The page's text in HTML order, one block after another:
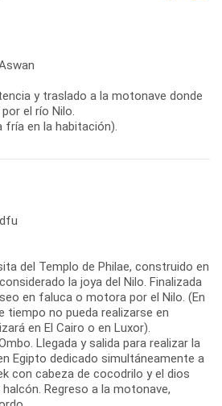
y traslado a la motonave donde
el río Nilo.
en la habitación).
del Templo de Philae, construido en
la joya del Nilo. Finalizada
en faluca o motora por el Nilo. (En
tiempo no pueda realizarse en
en El Cairo o en Luxor).
Llegada y salida para realizar la
Egipto dedicado simultáneamente a
con cabeza de cocodrilo y el dios
Regreso a la motonave,